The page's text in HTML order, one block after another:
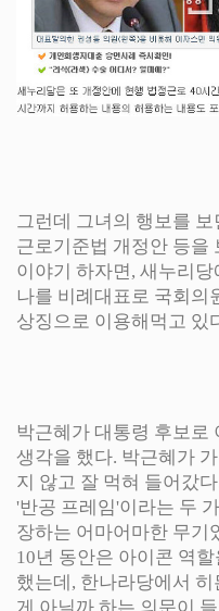
그런데 그녀의 행보를
근로기준법 개정안 등을
이야기 하자면, 새누리
나를 비례대표로 국회의
상징으로 이용해먹고 있
박근혜가 대통령 후보로
생각을 했다. 박근혜가
지 않고 잘 먹혀 들어갔
'반공 프레임'이라는 두
장하는 어마어마한 무기
10년 동안은 아이콘 역
했는데, 한나라당에서